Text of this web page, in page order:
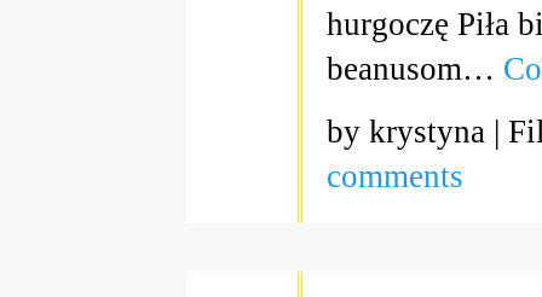
hurgoczę Piła
beanusom…
by krystyna |
comments